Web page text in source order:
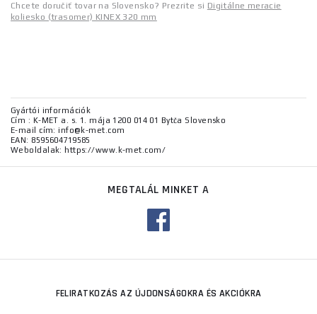
Chcete doručiť tovar na Slovensko? Prezrite si Digitálne meracie
koliesko (trasomer) KINEX 320 mm
Gyártói információk
Cím : K-MET a. s. 1. mája 1200 014 01 Bytča Slovensko
E-mail cím: info@k-met.com
EAN: 8595604719585
Weboldalak: https://www.k-met.com/
MEGTALÁL MINKET A
FELIRATKOZÁS AZ ÚJDONSÁGOKRA ÉS AKCIÓKRA